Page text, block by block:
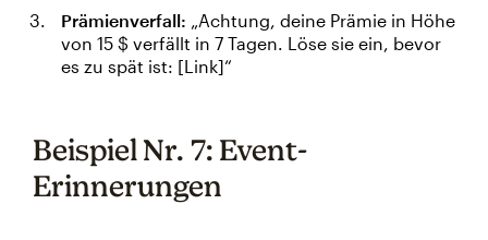
Prämienverfall: „Achtung, deine Prämie in Höhe
von 15 $ verfällt in 7 Tagen. Löse sie ein, bevor
es zu spät ist: [Link]“
Beispiel Nr. 7: Event-
Erinnerungen